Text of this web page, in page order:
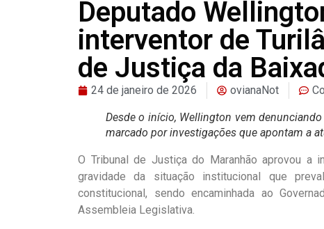
Deputado
interventor de
de Justiça da
24 de janeiro de 2026 ovianaNot
Desde o início, Wellington vem
marcado por investigações que apontam a
O Tribunal de Justiça do Maranhão aprovou a
gravidade da situação institucional que
constitucional, sendo encaminhada ao
Assembleia Legislativa.